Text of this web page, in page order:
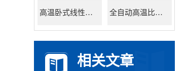
高温卧式线性热膨胀系数测定仪 全自动高温比热容测试仪
相关文章